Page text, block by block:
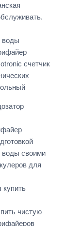
воды
счетчик
воды своими
для
чистую